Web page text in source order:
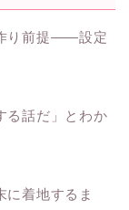
り前提――設定
る話だ」とわか
に着地するま